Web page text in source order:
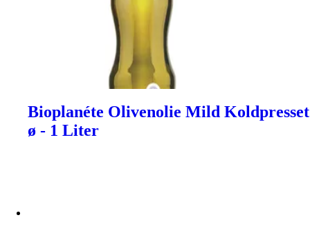
Bioplanéte Olivenolie Mild Koldpresset
ø - 1 Liter